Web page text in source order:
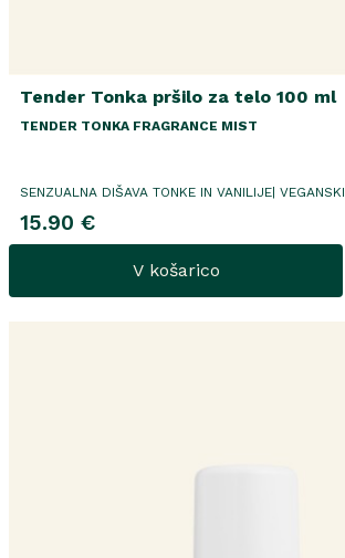
Tender Tonka pršilo za telo 100 ml
TENDER TONKA FRAGRANCE MIST
SENZUALNA DIŠAVA TONKE IN VANILIJE| VEGANSKI
15.90 €
V košarico